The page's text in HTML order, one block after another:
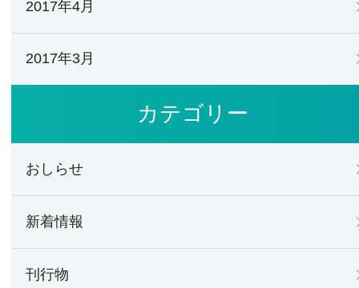
2017年4月
2017年3月
カテゴリー
おしらせ
新着情報
刊行物